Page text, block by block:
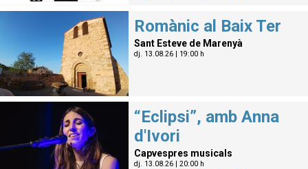
Romànic al Baix Ter
Sant Esteve de Marenyà
dj. 13.08.26| 19:00 h
“Eclipsi”, amb Anna
d'Ivori
Capvespres musicals
dj. 13.08.26| 20:00 h